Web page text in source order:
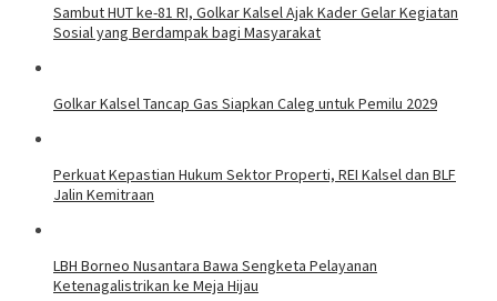
Sambut HUT ke-81 RI, Golkar Kalsel Ajak Kader Gelar Kegiatan
Sosial yang Berdampak bagi Masyarakat
Golkar Kalsel Tancap Gas Siapkan Caleg untuk Pemilu 2029
Perkuat Kepastian Hukum Sektor Properti, REI Kalsel dan BLF
Jalin Kemitraan
LBH Borneo Nusantara Bawa Sengketa Pelayanan
Ketenagalistrikan ke Meja Hijau